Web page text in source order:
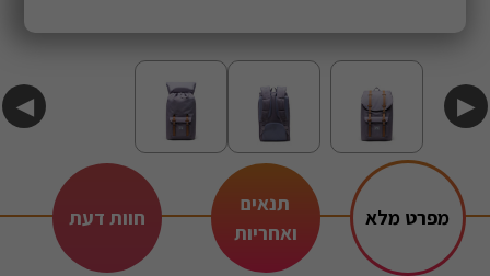
◀ ▶
מפרט מלא
תנאים
ואחריות
חוות דעת